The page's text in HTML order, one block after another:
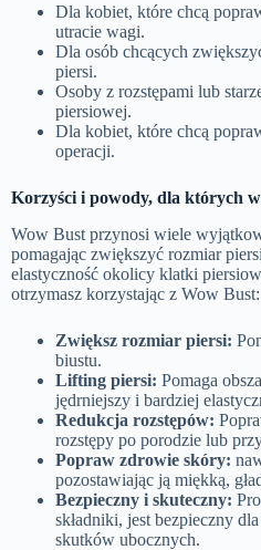
Dla kobiet, które chcą
utracie wagi.
Dla osób chcących
piersi.
Osoby z rozstępami lub
piersiowej.
Dla kobiet, które chcą
operacji.
Korzyści i powody, dla których
Wow Bust przynosi wiele
pomagając zwiększyć rozmiar
elastyczność okolicy klatki
otrzymasz korzystając z Wow Bust:
Zwiększ rozmiar piersi:
biustu.
Lifting piersi: Pomaga
jędrniejszy i bardziej
Redukcja rozstępów:
rozstępy po porodzie lub
Popraw zdrowie skóry:
pozostawiając ją miękką,
Bezpieczny i skuteczny:
składniki, jest bezpieczny
skutków ubocznych.